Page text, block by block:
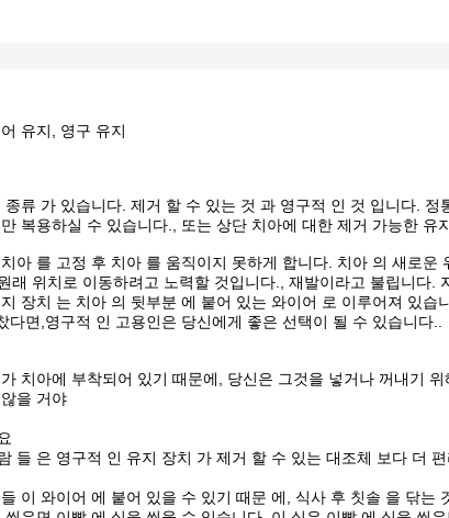
유지, 영구 유지
종류 가 있습니다. 제거 할 수 있는 것 과 영구적 인 것 입니다.
복용하실 수 있습니다., 또는 상단 치아에 대한 제거 가능한
아 를 고정 후 치아 를 움직이지 못하게 합니다. 치아 의 새로
래 위치로 이동하려고 노력할 것입니다., 재발이라고 불립니다.
장치 는 치아 의 뒷부분 에 붙어 있는 와이어 로 이루어져 있
다면,영구적 인 고용인은 당신에게 좋은 선택이 될 수 있습니다..
치아에 부착되어 있기 때문에, 당신은 그것을 넣거나 꺼내기 위
을 거야
들 은 영구적 인 유지 장치 가 제거 할 수 있는 대조체 보다 더
이 와이어 에 붙어 있을 수 있기 때문 에, 식사 후 칫솔 을 닦는